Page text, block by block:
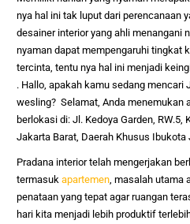
nya hal ini tak luput dari perencanaan
desainer interior yang ahli menangani
nyaman dapat mempengaruhi tingkat
tercinta, tentu nya hal ini menjadi
. Hallo, apakah kamu sedang mencari
wesling? Selamat, Anda menemukan
berlokasi di:Jl. Kedoya Garden, RW.5,
Jakarta Barat, Daerah Khusus Ibukota
Pradana interior telah mengerjakan
termasukapartemen, masalah utama
penataan yang tepat agar ruangan
hari kita menjadi lebih produktif